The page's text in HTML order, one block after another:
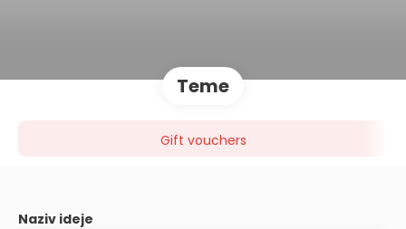
Teme
Gift vouchers
Naziv ideje